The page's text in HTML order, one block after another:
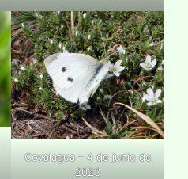
Covalagua – 4 de junio de
2023